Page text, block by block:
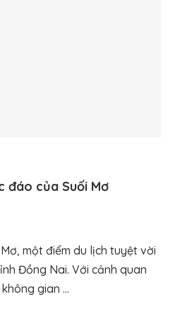
đáo của Suối Mơ
một điểm du lịch tuyệt vời
Đồng Nai. Với cảnh quan
gian …